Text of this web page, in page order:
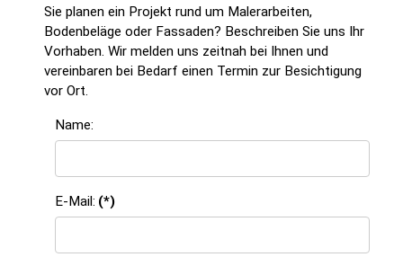
Sie planen ein Projekt rund um Malerarbeiten,
Bodenbeläge oder Fassaden? Beschreiben Sie uns Ihr
Vorhaben. Wir melden uns zeitnah bei Ihnen und
vereinbaren bei Bedarf einen Termin zur Besichtigung
vor Ort.
Name:
E-Mail: (*)